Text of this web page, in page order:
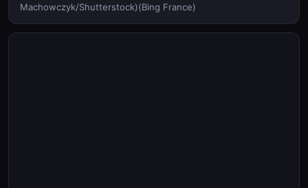
Machowczyk/Shutterstock)(Bing France)